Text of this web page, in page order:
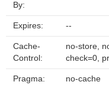
By:
Expires: --
Cache-
Control:
no-store,
check=0,
Pragma: no-cache